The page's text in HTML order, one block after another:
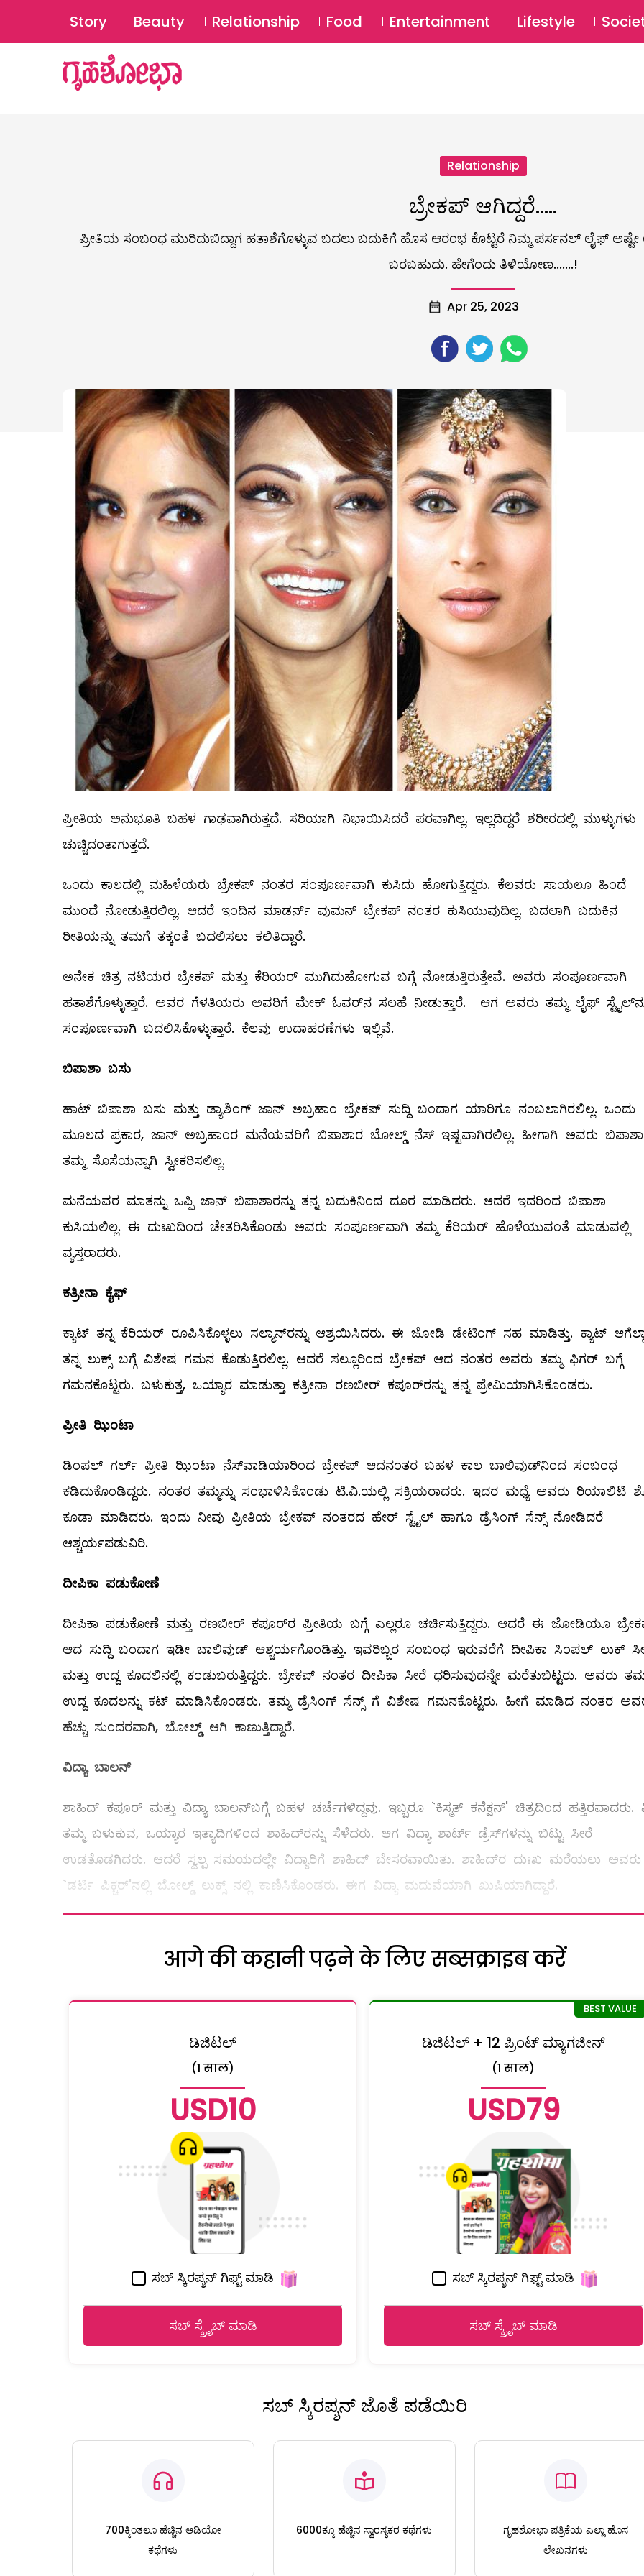
Story Beauty Relationship Food Entertainment Lifestyle
Relationship
ಬ್ರೇಕಪ್ ಆಗಿದ್ದರೆ…..
ಪ್ರೀತಿಯ ಸಂಬಂಧ ಮುರಿದುಬಿದ್ದಾಗ ಹತಾಶೆಗೊಳ್ಳುವ ಬದಲು ಬದುಕಿಗೆ ಹೊಸ ಆರಂಭ ಕೊಟ್ಟರೆ ನಿಮ್ಮ ಪರ್ಸನಲ್ ಲೈಫ್
ಬರಬಹುದು. ಹೇಗೆಂದು ತಿಳಿಯೋಣ.......!
Apr 25, 2023
ಪ್ರೀತಿಯ ಅನುಭೂತಿ ಬಹಳ ಗಾಢವಾಗಿರುತ್ತದೆ. ಸರಿಯಾಗಿ ನಿಭಾಯಿಸಿದರೆ ಪರವಾಗಿಲ್ಲ. ಇಲ್ಲದಿದ್ದರೆ ಶರೀರದಲ್ಲಿ ಮುಳ್ಳುಗಳು
ಚುಚ್ಚಿದಂತಾಗುತ್ತದೆ.
ಒಂದು ಕಾಲದಲ್ಲಿ ಮಹಿಳೆಯರು ಬ್ರೇಕಪ್‌ ನಂತರ ಸಂಪೂರ್ಣವಾಗಿ ಕುಸಿದು ಹೋಗುತ್ತಿದ್ದರು. ಕೆಲವರು ಸಾಯಲೂ ಹಿಂದೆ
ಮುಂದೆ ನೋಡುತ್ತಿರಲಿಲ್ಲ. ಆದರೆ ಇಂದಿನ ಮಾಡರ್ನ್‌ ವುಮನ್‌ ಬ್ರೇಕಪ್‌ ನಂತರ ಕುಸಿಯುವುದಿಲ್ಲ. ಬದಲಾಗಿ ಬದುಕಿನ
ರೀತಿಯನ್ನು ತಮಗೆ ತಕ್ಕಂತೆ ಬದಲಿಸಲು ಕಲಿತಿದ್ದಾರೆ.
ಅನೇಕ ಚಿತ್ರ ನಟಿಯರ ಬ್ರೇಕಪ್‌ ಮತ್ತು ಕೆರಿಯರ್‌ ಮುಗಿದುಹೋಗುವ ಬಗ್ಗೆ ನೋಡುತ್ತಿರುತ್ತೇವೆ. ಅವರು ಸಂಪೂರ್ಣವಾಗಿ
ಹತಾಶೆಗೊಳ್ಳುತ್ತಾರೆ. ಅವರ ಗೆಳತಿಯರು ಅವರಿಗೆ ಮೇಕ್‌ ಓವರ್‌ನ ಸಲಹೆ ನೀಡುತ್ತಾರೆ. ಆಗ ಅವರು ತಮ್ಮ ಲೈಫ್‌
ಸಂಪೂರ್ಣವಾಗಿ ಬದಲಿಸಿಕೊಳ್ಳುತ್ತಾರೆ. ಕೆಲವು ಉದಾಹರಣೆಗಳು ಇಲ್ಲಿವೆ.
ಬಿಪಾಶಾ ಬಸು
ಹಾಟ್‌ ಬಿಪಾಶಾ ಬಸು ಮತ್ತು ಡ್ಯಾಶಿಂಗ್‌ ಜಾನ್‌ ಅಬ್ರಹಾಂ ಬ್ರೇಕಪ್‌ ಸುದ್ದಿ ಬಂದಾಗ ಯಾರಿಗೂ ನಂಬಲಾಗಿರಲಿಲ್ಲ. ಒಂದು
ಮೂಲದ ಪ್ರಕಾರ, ಜಾನ್‌ ಅಬ್ರಹಾಂರ ಮನೆಯವರಿಗೆ ಬಿಪಾಶಾರ ಬೋಲ್ಡ್ ನೆಸ್‌ ಇಷ್ಟವಾಗಿರಲಿಲ್ಲ. ಹೀಗಾಗಿ ಅವರು
ತಮ್ಮ ಸೊಸೆಯನ್ನಾಗಿ ಸ್ವೀಕರಿಸಲಿಲ್ಲ.
ಮನೆಯವರ ಮಾತನ್ನು ಒಪ್ಪಿ ಜಾನ್‌ ಬಿಪಾಶಾರನ್ನು ತನ್ನ ಬದುಕಿನಿಂದ ದೂರ ಮಾಡಿದರು. ಆದರೆ ಇದರಿಂದ ಬಿಪಾಶಾ
ಕುಸಿಯಲಿಲ್ಲ. ಈ ದುಃಖದಿಂದ ಚೇತರಿಸಿಕೊಂಡು ಅವರು ಸಂಪೂರ್ಣವಾಗಿ ತಮ್ಮ ಕೆರಿಯರ್‌ ಹೊಳೆಯುವಂತೆ ಮಾಡುವಲ್ಲಿ
ವ್ಯಸ್ತರಾದರು.
ಕತ್ರೀನಾ ಕೈಫ್
ಕ್ಯಾಟ್‌ ತನ್ನ ಕೆರಿಯರ್‌ ರೂಪಿಸಿಕೊಳ್ಳಲು ಸಲ್ಮಾನ್‌ರನ್ನು ಆಶ್ರಯಿಸಿದರು. ಈ ಜೋಡಿ ಡೇಟಿಂಗ್‌ ಸಹ ಮಾಡಿತ್ತು. ಕ್ಯಾಟ್
ತನ್ನ ಲುಕ್ಸ್ ಬಗ್ಗೆ ವಿಶೇಷ ಗಮನ ಕೊಡುತ್ತಿರಲಿಲ್ಲ. ಆದರೆ ಸಲ್ಲೂರಿಂದ ಬ್ರೇಕಪ್‌ ಆದ ನಂತರ ಅವರು ತಮ್ಮ ಫಿಗರ್‌ ಬಗ್ಗೆ
ಗಮನಕೊಟ್ಟರು. ಬಳುಕುತ್ತ, ಒಯ್ಯಾರ ಮಾಡುತ್ತಾ ಕತ್ರೀನಾ ರಣಬೀರ್‌ ಕಪೂರ್‌ರನ್ನು ತನ್ನ ಪ್ರೇಮಿಯಾಗಿಸಿಕೊಂಡರು.
ಪ್ರೀತಿ ಝಿಂಟಾ
ಡಿಂಪಲ್ ಗರ್ಲ್ ಪ್ರೀತಿ ಝಿಂಟಾ ನೆಸ್‌ವಾಡಿಯಾರಿಂದ ಬ್ರೇಕಪ್‌ ಆದನಂತರ ಬಹಳ ಕಾಲ ಬಾಲಿವುಡ್‌ನಿಂದ ಸಂಬಂಧ
ಕಡಿದುಕೊಂಡಿದ್ದರು. ನಂತರ ತಮ್ಮನ್ನು ಸಂಭಾಳಿಸಿಕೊಂಡು ಟಿ.ವಿ.ಯಲ್ಲಿ ಸಕ್ರಿಯರಾದರು. ಇದರ ಮಧ್ಯೆ ಅವರು ರಿಯಾಲಿಟಿ
ಕೂಡಾ ಮಾಡಿದರು. ಇಂದು ನೀವು ಪ್ರೀತಿಯ ಬ್ರೇಕಪ್‌ ನಂತರದ ಹೇರ್‌ ಸ್ಟೈಲ್ ಹಾಗೂ ಡ್ರೆಸಿಂಗ್‌ ಸೆನ್ಸ್ ನೋಡಿದರೆ
ಆಶ್ಚರ್ಯಪಡುವಿರಿ.
ದೀಪಿಕಾ ಪಡುಕೋಣೆ
ದೀಪಿಕಾ ಪಡುಕೋಣೆ ಮತ್ತು ರಣಬೀರ್‌ ಕಪೂರ್‌ರ ಪ್ರೀತಿಯ ಬಗ್ಗೆ ಎಲ್ಲರೂ ಚರ್ಚಿಸುತ್ತಿದ್ದರು. ಆದರೆ ಈ ಜೋಡಿಯೂ
ಆದ ಸುದ್ದಿ ಬಂದಾಗ ಇಡೀ ಬಾಲಿವುಡ್‌ ಆಶ್ಚರ್ಯಗೊಂಡಿತ್ತು. ಇವರಿಬ್ಬರ ಸಂಬಂಧ ಇರುವರೆಗೆ ದೀಪಿಕಾ ಸಿಂಪಲ್ ಲುಕ್‌
ಮತ್ತು ಉದ್ದ ಕೂದಲಿನಲ್ಲಿ ಕಂಡುಬರುತ್ತಿದ್ದರು. ಬ್ರೇಕಪ್‌ ನಂತರ ದೀಪಿಕಾ ಸೀರೆ ಧರಿಸುವುದನ್ನೇ ಮರೆತುಬಿಟ್ಟರು. ಅವರು
ಉದ್ದ ಕೂದಲನ್ನು ಕಟ್‌ ಮಾಡಿಸಿಕೊಂಡರು. ತಮ್ಮ ಡ್ರೆಸಿಂಗ್‌ ಸೆನ್ಸ್ ಗೆ ವಿಶೇಷ ಗಮನಕೊಟ್ಟರು. ಹೀಗೆ ಮಾಡಿದ ನಂತರ
ಹೆಚ್ಚು ಸುಂದರವಾಗಿ, ಬೋಲ್ಡ್ ಆಗಿ ಕಾಣುತ್ತಿದ್ದಾರೆ.
ವಿದ್ಯಾ ಬಾಲನ್
ಶಾಹಿದ್‌ ಕಪೂರ್‌ ಮತ್ತು ವಿದ್ಯಾ ಬಾಲನ್‌ಬಗ್ಗೆ ಬಹಳ ಚರ್ಚೆಗಳಿದ್ದವು. ಇಬ್ಬರೂ `ಕಿಸ್ಮತ್‌ ಕನೆಕ್ಷನ್‌' ಚಿತ್ರದಿಂದ ಹತ್ತಿರವಾದರು.
ತಮ್ಮ ಬಳುಕುವ, ಒಯ್ಯಾರ ಇತ್ಯಾದಿಗಳಿಂದ ಶಾಹಿದ್‌ರನ್ನು ಸೆಳೆದರು. ಆಗ ವಿದ್ಯಾ ಶಾರ್ಟ್‌ ಡ್ರೆಸ್‌ಗಳನ್ನು ಬಿಟ್ಟು ಸೀರೆ
ಉಡತೊಡಗಿದರು. ಆದರೆ ಸ್ವಲ್ಪ ಸಮಯದಲ್ಲೇ ವಿದ್ಯಾರಿಗೆ ಶಾಹಿದ್‌ ಬೇಸರವಾಯಿತು. ಶಾಹಿದ್‌ರ ದುಃಖ ಮರೆಯಲು ಅವರು
`ಡರ್ಟಿ ಪಿಕ್ಚರ್‌'ನಲ್ಲಿ ಬೋಲ್ಡ್ ಲುಕ್ಸ್ ನಲ್ಲಿ ಕಾಣಿಸಿಕೊಂಡರು. ಈಗ ವಿದ್ಯಾ ಮದುವೆಯಾಗಿ ಖುಷಿಯಾಗಿದ್ದಾರೆ.
आगे की कहानी पढ़ने के लिए सब्सक्राइब करें
ಡಿಜಿಟಲ್
(1 साल)
USD10
ಸಬ್ ಸ್ಕಿರಪ್ಶನ್ ಗಿಫ್ಟ್ ಮಾಡಿ
ಸಬ್ ಸ್ಕ್ರೈಬ್ ಮಾಡಿ
ಡಿಜಿಟಲ್ + 12 ಪ್ರಿಂಟ್ ಮ್ಯಾಗಜೀನ್
(1 साल)
USD79
ಸಬ್ ಸ್ಕಿರಪ್ಶನ್ ಗಿಫ್ಟ್ ಮಾಡಿ
ಸಬ್ ಸ್ಕ್ರೈಬ್ ಮಾಡಿ
ಸಬ್ ಸ್ಕಿರಪ್ಶನ್ ಜೊತೆ ಪಡೆಯಿರಿ
700ಕ್ಕಿಂತಲೂ ಹೆಚ್ಚಿನ ಆಡಿಯೋ
ಕಥೆಗಳು
6000ಕ್ಕೂ ಹೆಚ್ಚಿನ ಸ್ವಾರಸ್ಯಕರ ಕಥೆಗಳು
ಗೃಹಶೋಭಾ ಪತ್ರಿಕೆಯ ಎಲ್ಲಾ ಹೊಸ
ಲೇಖನಗಳು